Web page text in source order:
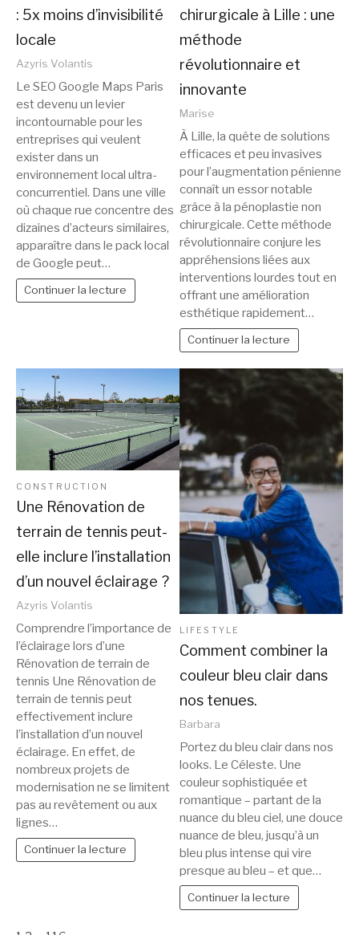
: 5x moins d’invisibilité
locale
Azyris Volantis
Le SEO Google Maps Paris
est devenu un levier
incontournable pour les
entreprises qui veulent
exister dans un
environnement local ultra-
concurrentiel. Dans une ville
où chaque rue concentre des
dizaines d’acteurs similaires,
apparaître dans le pack local
de Google peut…
Continuer la lecture
chirurgicale à Lille : une
méthode
révolutionnaire et
innovante
Marise
À Lille, la quête de solutions
efficaces et peu invasives
pour l’augmentation pénienne
connaît un essor notable
grâce à la pénoplastie non
chirurgicale. Cette méthode
révolutionnaire conjure les
appréhensions liées aux
interventions lourdes tout en
offrant une amélioration
esthétique rapidement…
Continuer la lecture
CONSTRUCTION
Une Rénovation de
terrain de tennis peut-
elle inclure l’installation
d’un nouvel éclairage ?
Azyris Volantis
Comprendre l’importance de
l’éclairage lors d’une
Rénovation de terrain de
tennis Une Rénovation de
terrain de tennis peut
effectivement inclure
l’installation d’un nouvel
éclairage. En effet, de
nombreux projets de
modernisation ne se limitent
pas au revêtement ou aux
lignes…
Continuer la lecture
LIFESTYLE
Comment combiner la
couleur bleu clair dans
nos tenues.
Barbara
Portez du bleu clair dans nos
looks. Le Céleste. Une
couleur sophistiquée et
romantique – partant de la
nuance du bleu ciel, une douce
nuance de bleu, jusqu’à un
bleu plus intense qui vire
presque au bleu – et que…
Continuer la lecture